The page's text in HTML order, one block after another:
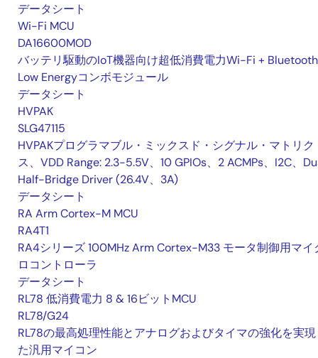
データシート
Wi-Fi MCU
DA16600MOD
バッテリ駆動のIoT機器向け超低消費電力Wi-Fi + Bluetooth
Low Energyコンボモジュール
データシート
HVPAK
SLG47115
HVPAKプログラマブル・ミックスド・シグナル・マトリク
ス、VDD Range: 2.3-5.5V、10 GPIOs、2 ACMPs、I2C、
Half-Bridge Driver (26.4V、3A)
データシート
RA Arm Cortex-M MCU
RA4T1
RA4シリーズ 100MHz Arm Cortex-M33 モータ制御用マイ
ロコントローラ
データシート
RL78 低消費電力 8 & 16ビットMCU
RL78/G24
RL78の最高処理性能とアナログおよびタイマの強化を実
た汎用マイコン